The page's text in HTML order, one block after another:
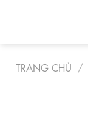
TRANG CHỦ /